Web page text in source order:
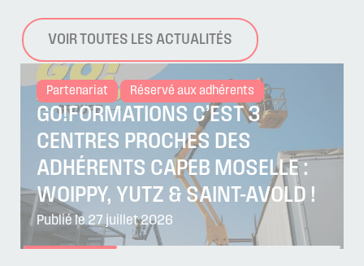
VOIR TOUTES LES ACTUALITÉS
Partenariat Réservé aux adhérents
GO!FORMATIONS C’EST 3
CENTRES PROCHES DES
ADHÉRENTS CAPEB MOSELLE :
WOIPPY, YUTZ & SAINT-AVOLD !
Publié le 27 juillet 2026